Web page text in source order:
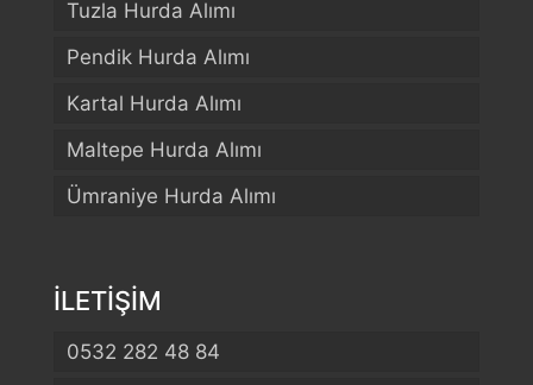
Tuzla Hurda Alımı
Pendik Hurda Alımı
Kartal Hurda Alımı
Maltepe Hurda Alımı
Ümraniye Hurda Alımı
İLETİŞİM
0532 282 48 84